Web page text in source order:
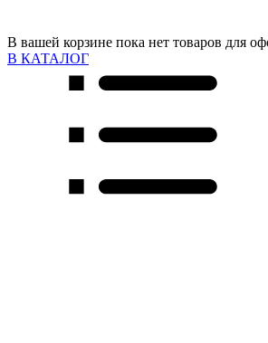
В вашей корзине пока нет товаров для
В КАТАЛОГ